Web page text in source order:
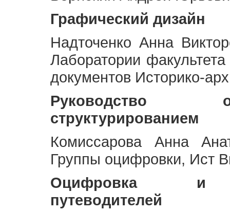
Графический дизайн
Надточенко Анна
Лаборатории
документов Историко-
Руководство
структурированием
Комиссарова Анна
Группы оцифровки, Ист
Оцифровка и
путеводителей